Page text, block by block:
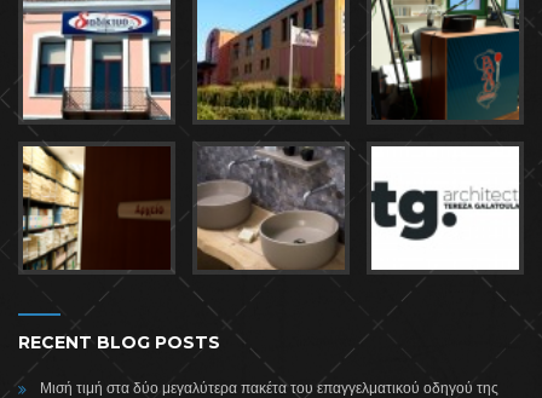
RECENT BLOG POSTS
Μισή τιμή στα δύο μεγαλύτερα πακέτα του επαγγελματικού οδηγού της